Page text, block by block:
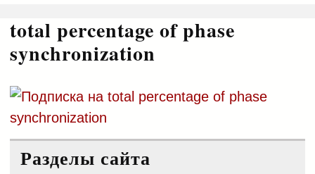
total percentage of phase
synchronization
Разделы сайта